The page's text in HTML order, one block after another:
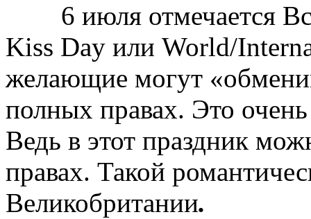
6 июля отмечается
Kiss Day или World/
желающие могут
полных правах. Это
Ведь в этот праздник
правах. Такой
Великобритании.